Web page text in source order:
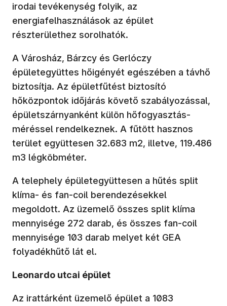
irodai tevékenység folyik, az
energiafelhasználások az épület
részterülethez sorolhatók.
A Városház, Bárzcy és Gerlóczy
épületegyüttes hőigényét egészében a távhő
biztosítja. Az épületfűtést biztosító
hőközpontok időjárás követő szabályozással,
épületszárnyanként külön hőfogyasztás-
méréssel rendelkeznek. A fűtött hasznos
terület együttesen 32.683 m2, illetve, 119.486
m3 légköbméter.
A telephely épületegyüttesen a hűtés split
klíma- és fan-coil berendezésekkel
megoldott. Az üzemelő összes split klíma
mennyisége 272 darab, és összes fan-coil
mennyisége 103 darab melyet két GEA
folyadékhűtő lát el.
Leonardo utcai épület
Az irattárként üzemelő épület a 1083